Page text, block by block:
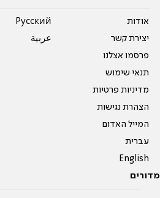
אודות
יצירת קשר
פרסמו אצלנו
תנאי שימוש
מדיניות פרטיות
הצהרת נגישות
המייל האדום
עברית
English
Pусский
عربية
מדורים